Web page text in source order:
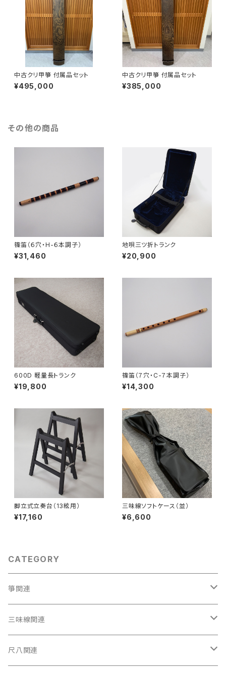
中古クリ甲箏 付属品セット
¥495,000
中古クリ甲箏 付属品セット
¥385,000
その他の商品
篠笛（６穴・H-６本調子）
¥31,460
地唄三ツ折トランク
¥20,900
600D 軽量長トランク
¥19,800
篠笛（７穴・C-７本調子）
¥14,300
脚立式立奏台（13絃用）
¥17,160
三味線ソフトケース（並）
¥6,600
CATEGORY
箏関連
箏（本体）
箏カバー
三味線関連
三味線（本体）
尺八関連